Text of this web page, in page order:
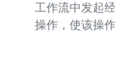
工作流中发起
操作，使该操